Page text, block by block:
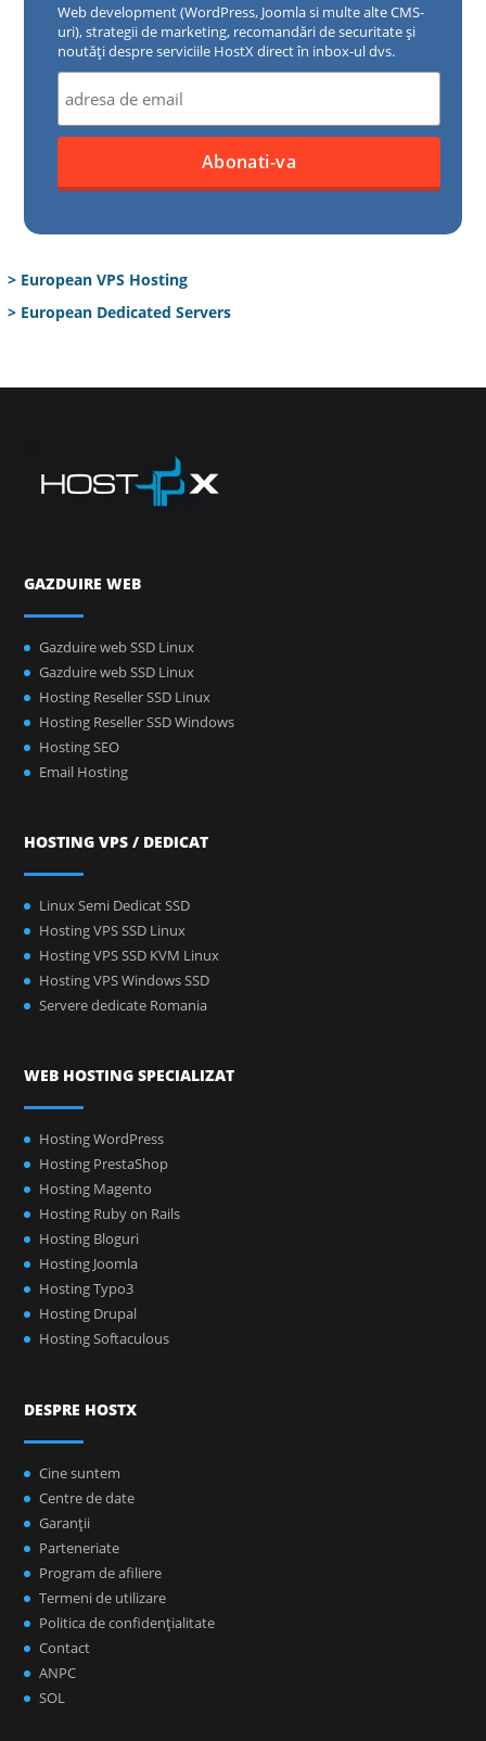
Web development (WordPress, Joomla si multe alte CMS-
uri), strategii de marketing, recomandări de securitate și
noutăți despre serviciile HostX direct în inbox-ul dvs.
> European VPS Hosting
> European Dedicated Servers
GAZDUIRE WEB
Gazduire web SSD Linux
Gazduire web SSD Linux
Hosting Reseller SSD Linux
Hosting Reseller SSD Windows
Hosting SEO
Email Hosting
HOSTING VPS / DEDICAT
Linux Semi Dedicat SSD
Hosting VPS SSD Linux
Hosting VPS SSD KVM Linux
Hosting VPS Windows SSD
Servere dedicate Romania
WEB HOSTING SPECIALIZAT
Hosting WordPress
Hosting PrestaShop
Hosting Magento
Hosting Ruby on Rails
Hosting Bloguri
Hosting Joomla
Hosting Typo3
Hosting Drupal
Hosting Softaculous
DESPRE HOSTX
Cine suntem
Centre de date
Garanţii
Parteneriate
Program de afiliere
Termeni de utilizare
Politica de confidenţialitate
Contact
ANPC
SOL